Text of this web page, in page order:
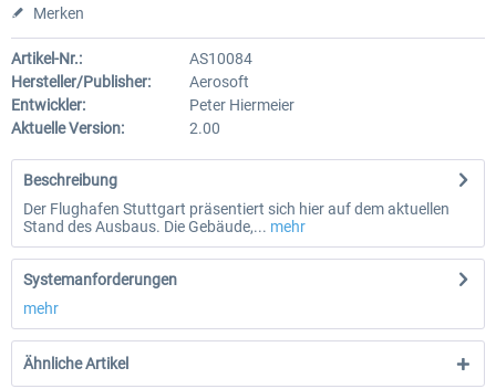
Merken
Artikel-Nr.:
AS10084
Hersteller/Publisher:
Aerosoft
Entwickler:
Peter Hiermeier
Aktuelle Version:
2.00
Beschreibung
Der Flughafen Stuttgart präsentiert sich hier auf dem aktuellen
Stand des Ausbaus. Die Gebäude,... mehr
Systemanforderungen
mehr
Ähnliche Artikel